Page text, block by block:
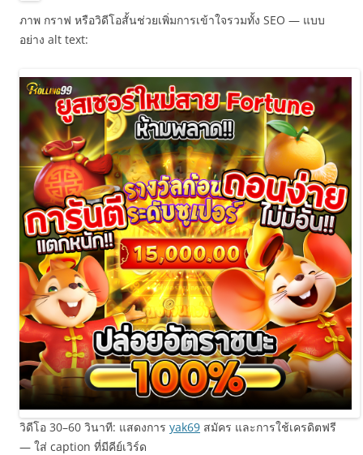
ภาพ กราฟ หรือวิดีโอสั้นช่วยเพิ่มการเข้าใจรวมทั้ง SEO — แบบ
อย่าง alt text:
วิดีโอ 30–60 วินาที: แสดงการ yak69 สมัคร และการใช้เครดิตฟรี
— ใส่ caption ที่มีคีย์เวิร์ด